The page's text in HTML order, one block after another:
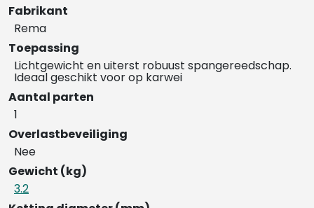
Fabrikant
Rema
Toepassing
Lichtgewicht en uiterst robuust spangereedschap.
Ideaal geschikt voor op karwei
Aantal parten
1
Overlastbeveiliging
Nee
Gewicht (kg)
3.2